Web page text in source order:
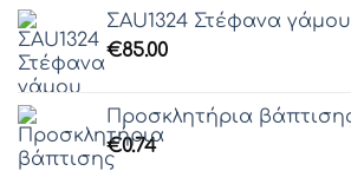
ΣAU1324 Στέφανα γάμου
€85.00
Προσκλητήρια
€0.74